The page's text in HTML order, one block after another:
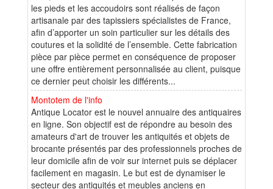
les pieds et les accoudoirs sont réalisés de façon
artisanale par des tapissiers spécialistes de France,
afin d’apporter un soin particulier sur les détails des
coutures et la solidité de l’ensemble. Cette fabrication
pièce par pièce permet en conséquence de proposer
une offre entièrement personnalisée au client, puisque
ce dernier peut choisir les différents...
Montotem de l'info
Antique Locator est le nouvel annuaire des antiquaires
en ligne. Son objectif est de répondre au besoin des
amateurs d'art de trouver les antiquités et objets de
brocante présentés par des professionnels proches de
leur domicile afin de voir sur internet puis se déplacer
facilement en magasin. Le but est de dynamiser le
secteur des antiquités et meubles anciens en